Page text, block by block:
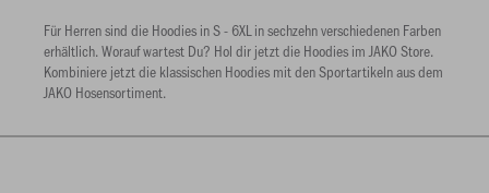
Für Herren sind die Hoodies in S - 6XL in sechzehn verschiedenen Farben
erhältlich. Worauf wartest Du? Hol dir jetzt die Hoodies im JAKO Store.
Kombiniere jetzt die klassischen Hoodies mit den Sportartikeln aus dem
JAKO Hosensortiment.